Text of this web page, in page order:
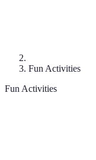
Fun Activities
Fun Activities